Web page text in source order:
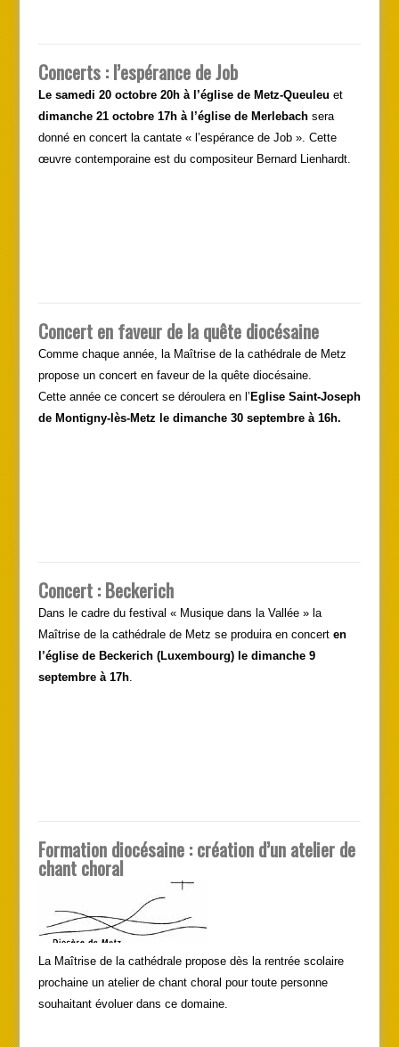
Concerts : l’espérance de Job
Le samedi 20 octobre 20h à l’église de Metz-Queuleu et
dimanche 21 octobre 17h à l’église de Merlebachsera
donné en concert la cantate « l’espérance de Job ». Cette
œuvre contemporaine est du compositeur Bernard Lienhardt.
Concert en faveur de la quête diocésaine
Comme chaque année, la Maîtrise de la cathédrale de Metz
propose un concert en faveur de la quête diocésaine.
Cette année ce concert se déroulera en l’ Eglise Saint-Joseph
de Montigny-lès-Metz le dimanche 30 septembre à 16h.
Concert : Beckerich
Dans le cadre du festival « Musique dans la Vallée » la
Maîtrise de la cathédrale de Metz se produira en concert en
l’église de Beckerich (Luxembourg) le dimanche 9
septembre à 17h.
Formation diocésaine : création d’un atelier de
chant choral
La Maîtrise de la cathédrale propose dès la rentrée scolaire
prochaine un atelier de chant choral pour toute personne
souhaitant évoluer dans ce domaine.